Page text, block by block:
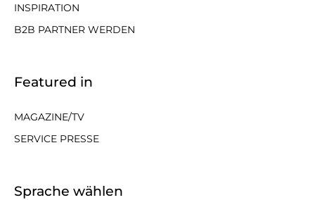
INSPIRATION
B2B PARTNER WERDEN
Featured in
MAGAZINE/TV
SERVICE PRESSE
Sprache wählen